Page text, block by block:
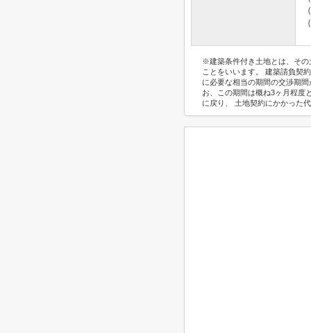
※建築条件付き土地とは、その
ことをいいます。 建築請負契
に必要な相当の期間の交渉期
お、この期間は概ね3ヶ月程度
に戻り、 土地契約にかかった